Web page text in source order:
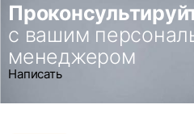
с вашим
менеджером
Написать